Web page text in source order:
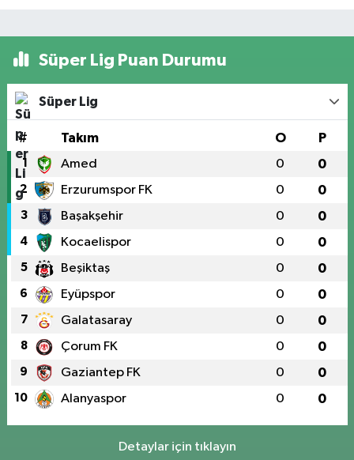
Süper Lig Puan Durumu
Süper Lig
# Takım O P
1 Amed 0 0
2 Erzurumspor FK 0 0
3 Başakşehir 0 0
4 Kocaelispor 0 0
5 Beşiktaş 0 0
6 Eyüpspor 0 0
7 Galatasaray 0 0
8 Çorum FK 0 0
9 Gaziantep FK 0 0
10 Alanyaspor 0 0
Detaylar için tıklayın